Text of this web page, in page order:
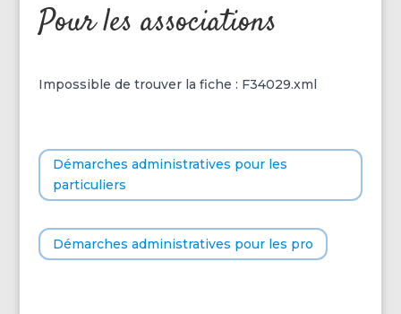
Pour les associations
Impossible de trouver la fiche : F34029.xml
Démarches administratives pour les
particuliers
Démarches administratives pour les pro